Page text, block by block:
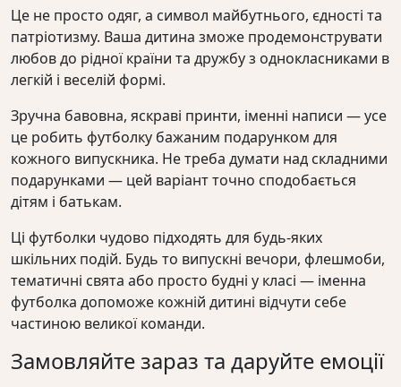
Це не просто одяг, а символ майбутнього, єдності та
патріотизму. Ваша дитина зможе продемонструвати
любов до рідної країни та дружбу з однокласниками в
легкій і веселій формі.
Зручна бавовна, яскраві принти, іменні написи — усе
це робить футболку бажаним подарунком для
кожного випускника. Не треба думати над складними
подарунками — цей варіант точно сподобається
дітям і батькам.
Ці футболки чудово підходять для будь-яких
шкільних подій. Будь то випускні вечори, флешмоби,
тематичні свята або просто будні у класі — іменна
футболка допоможе кожній дитині відчути себе
частиною великої команди.
Замовляйте зараз та даруйте емоції